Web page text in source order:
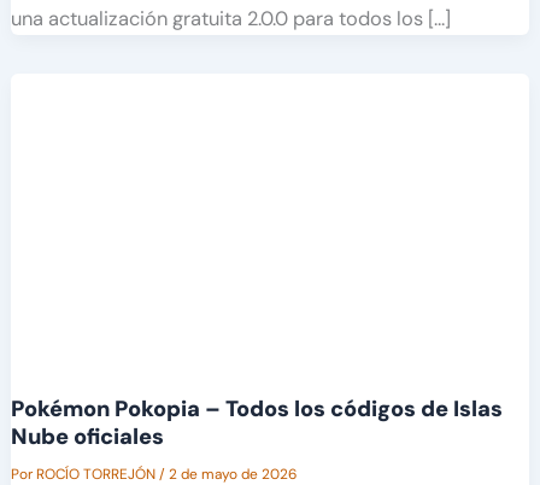
una actualización gratuita 2.0.0 para todos los […]
Pokémon Pokopia – Todos los códigos de Islas
Nube oficiales
PorROCÍO TORREJÓN/2 de mayo de 2026